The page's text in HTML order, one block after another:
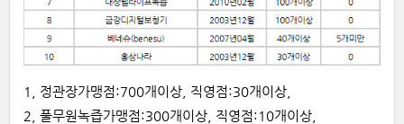
1, 정관장가맹점:700개이상, 직영점:30개이상,
2, 풀무원녹즙가맹점:300개이상, 직영점:10개이상,